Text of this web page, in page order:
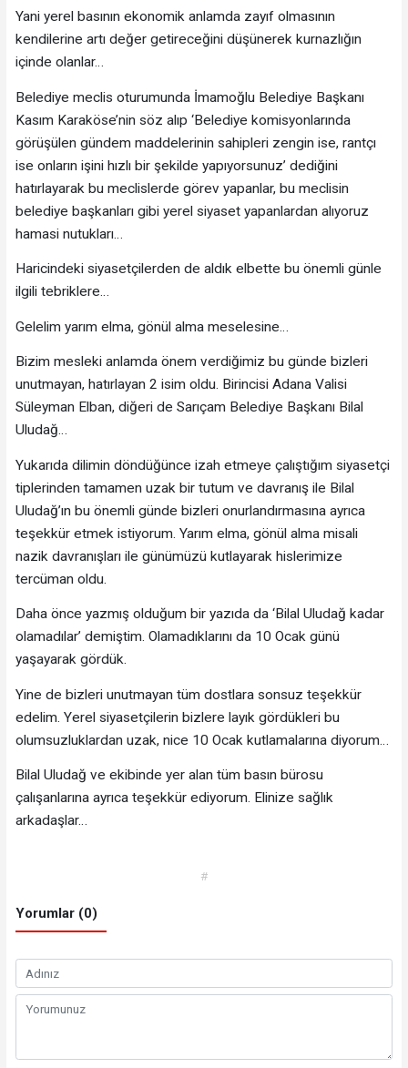
Yani yerel basının ekonomik anlamda zayıf olmasının
kendilerine artı değer getireceğini düşünerek kurnazlığın
içinde olanlar…
Belediye meclis oturumunda İmamoğlu Belediye Başkanı
Kasım Karaköse’nin söz alıp ‘Belediye komisyonlarında
görüşülen gündem maddelerinin sahipleri zengin ise, rantçı
ise onların işini hızlı bir şekilde yapıyorsunuz’ dediğini
hatırlayarak bu meclislerde görev yapanlar, bu meclisin
belediye başkanları gibi yerel siyaset yapanlardan alıyoruz
hamasi nutukları…
Haricindeki siyasetçilerden de aldık elbette bu önemli günle
ilgili tebriklere…
Gelelim yarım elma, gönül alma meselesine…
Bizim mesleki anlamda önem verdiğimiz bu günde bizleri
unutmayan, hatırlayan 2 isim oldu. Birincisi Adana Valisi
Süleyman Elban, diğeri de Sarıçam Belediye Başkanı Bilal
Uludağ…
Yukarıda dilimin döndüğünce izah etmeye çalıştığım siyasetçi
tiplerinden tamamen uzak bir tutum ve davranış ile Bilal
Uludağ’ın bu önemli günde bizleri onurlandırmasına ayrıca
teşekkür etmek istiyorum. Yarım elma, gönül alma misali
nazik davranışları ile günümüzü kutlayarak hislerimize
tercüman oldu.
Daha önce yazmış olduğum bir yazıda da ‘Bilal Uludağ kadar
olamadılar’ demiştim. Olamadıklarını da 10 Ocak günü
yaşayarak gördük.
Yine de bizleri unutmayan tüm dostlara sonsuz teşekkür
edelim. Yerel siyasetçilerin bizlere layık gördükleri bu
olumsuzluklardan uzak, nice 10 Ocak kutlamalarına diyorum…
Bilal Uludağ ve ekibinde yer alan tüm basın bürosu
çalışanlarına ayrıca teşekkür ediyorum. Elinize sağlık
arkadaşlar…
#
Yorumlar (0)